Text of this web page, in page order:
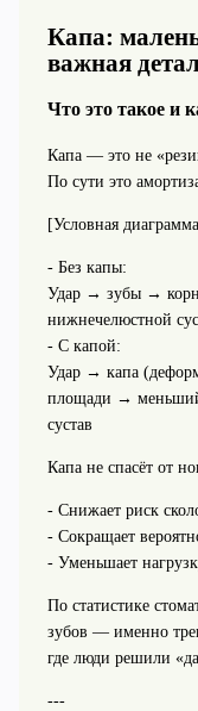
Капа:
важная
Что это такое и
Капа — это не
По сути это
[Условная
- Без капы:
Удар → зубы →
нижнечелюстной
- С капой:
Удар → капа
площади → меньший
сустав
Капа не спасёт от
- Снижает риск
- Сокращает
- Уменьшает
По статистике
зубов — именно
где люди решили
---